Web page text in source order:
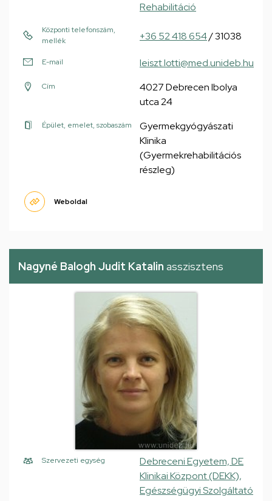
Rehabilitáció
Központi telefonszám,
mellék
+36 52 418 654/ 31038
E-mail leiszt.lotti@med.unideb.hu
Cím
4027 Debrecen Ibolya
utca 24
Épület, emelet, szobaszám
Gyermekgyógyászati
Klinika
(Gyermekrehabilitációs
részleg)
Weboldal
Nagyné Balogh Judit Katalin asszisztens
Szervezeti egység
Debreceni Egyetem, DE
Klinikai Központ (DEKK),
Egészségügyi Szolgáltató